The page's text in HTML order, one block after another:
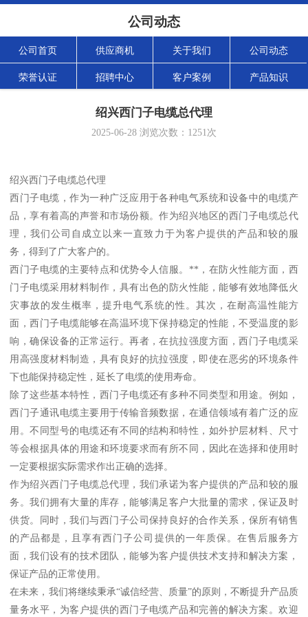
公司动态
公司首页 供应商机 关于我们 公司动态
荣誉认证 招聘中心 客户案例 产品知识
绍兴西门子电缆总代理
2025-06-28 浏览次数： 1251次
绍兴西门子电缆总代理
西门子电缆，作为一种广泛应用于各种电气系统和设备中的电缆产
品，享有着高的声誉和市场份额。作为绍兴地区的西门子电缆总代
理，我们公司自成立以来一直致力于为客户提供的产品和较的服
务，得到了广大客户的。
西门子电缆的主要特点和优势令人信服。**，在防火性能方面，西
门子电缆采用材料制作，具有出色的防火性能，能够有效地降低火
灾事故的发生概率，提升电气系统的性。其次，在耐高温性能方
面，西门子电缆能够在高温环境下保持稳定的性能，不受温度的影
响，确保设备的正常运行。再者，在抗拉强度方面，西门子电缆采
用高强度材料制造，具有良好的抗拉强度，即使在恶劣的环境条件
下也能保持稳定性，延长了电缆的使用寿命。
除了这些基本特性，西门子电缆还有多种不同类型和用途。例如，
西门子通讯电缆主要用于传输音频数据，在通信领域有着广泛的应
用。不同型号的电缆还有不同的结构和特性，如外护层材料、尺寸
等会根据具体的用途和环境要求而有所不同，因此在选择和使用时
一定要根据实际需求作出正确的选择。
作为绍兴西门子电缆总代理，我们承诺为客户提供的产品和较的服
务。我们拥有大量的库存，能够满足客户大批量的需求，保证及时
供货。同时，我们与西门子公司保持良好的合作关系，保所有销售
的产品都是，且享有西门子公司提供的一年质保。在售后服务方
面，我们设有的技术团队，能够为客户提供技术支持和解决方案，
保证产品的正常使用。
在未来，我们将继续秉承“诚信经营、质量”的原则，不断提升产品质
量务水平，为客户提供的西门子电缆产品和完善的解决方案。欢迎